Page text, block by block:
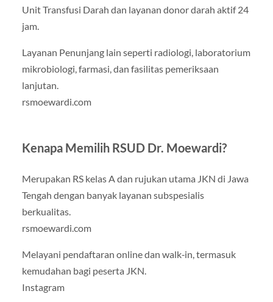
Unit Transfusi Darah dan layanan donor darah aktif 24
jam.
Layanan Penunjang lain seperti radiologi, laboratorium
mikrobiologi, farmasi, dan fasilitas pemeriksaan
lanjutan.
rsmoewardi.com
Kenapa Memilih RSUD Dr. Moewardi?
Merupakan RS kelas A dan rujukan utama JKN di Jawa
Tengah dengan banyak layanan subspesialis
berkualitas.
rsmoewardi.com
Melayani pendaftaran online dan walk‑in, termasuk
kemudahan bagi peserta JKN.
Instagram